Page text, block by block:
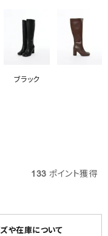
ブラック
133 ポイント獲得
や在庫について